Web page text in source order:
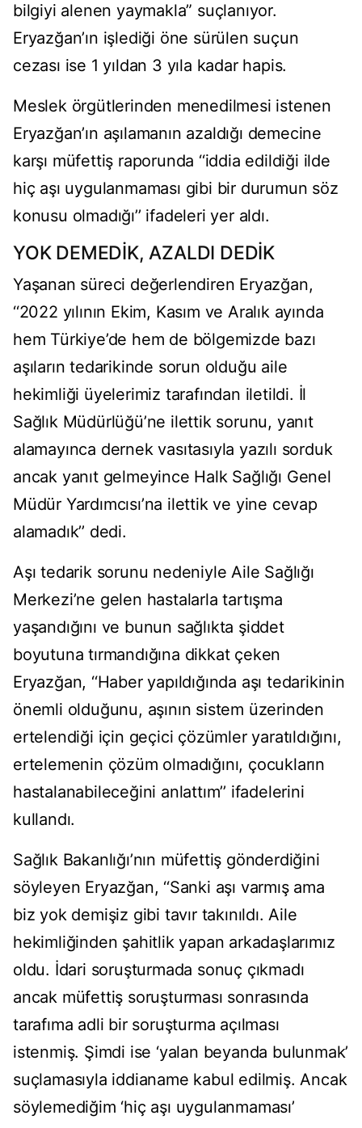
bilgiyi alenen yaymakla” suçlanıyor.
Eryazğan’ın işlediği öne sürülen suçun
cezası ise 1 yıldan 3 yıla kadar hapis.
Meslek örgütlerinden menedilmesi istenen
Eryazğan’ın aşılamanın azaldığı demecine
karşı müfettiş raporunda ‘‘iddia edildiği ilde
hiç aşı uygulanmaması gibi bir durumun söz
konusu olmadığı’’ ifadeleri yer aldı.
YOK DEMEDİK, AZALDI DEDİK
Yaşanan süreci değerlendiren Eryazğan,
‘‘2022 yılının Ekim, Kasım ve Aralık ayında
hem Türkiye’de hem de bölgemizde bazı
aşıların tedarikinde sorun olduğu aile
hekimliği üyelerimiz tarafından iletildi. İl
Sağlık Müdürlüğü’ne ilettik sorunu, yanıt
alamayınca dernek vasıtasıyla yazılı sorduk
ancak yanıt gelmeyince Halk Sağlığı Genel
Müdür Yardımcısı’na ilettik ve yine cevap
alamadık’’ dedi.
Aşı tedarik sorunu nedeniyle Aile Sağlığı
Merkezi’ne gelen hastalarla tartışma
yaşandığını ve bunun sağlıkta şiddet
boyutuna tırmandığına dikkat çeken
Eryazğan, ‘‘Haber yapıldığında aşı tedarikinin
önemli olduğunu, aşının sistem üzerinden
ertelendiği için geçici çözümler yaratıldığını,
ertelemenin çözüm olmadığını, çocukların
hastalanabileceğini anlattım’’ ifadelerini
kullandı.
Sağlık Bakanlığı’nın müfettiş gönderdiğini
söyleyen Eryazğan, ‘‘Sanki aşı varmış ama
biz yok demişiz gibi tavır takınıldı. Aile
hekimliğinden şahitlik yapan arkadaşlarımız
oldu. İdari soruşturmada sonuç çıkmadı
ancak müfettiş soruşturması sonrasında
tarafıma adli bir soruşturma açılması
istenmiş. Şimdi ise ‘yalan beyanda bulunmak’
suçlamasıyla iddianame kabul edilmiş. Ancak
söylemediğim ‘hiç aşı uygulanmaması’